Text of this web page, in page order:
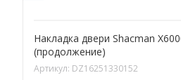
Накладка двери Shacman
(продолжение)
Артикул: DZ16251330152